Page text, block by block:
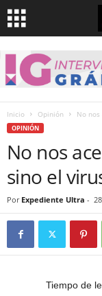
Inicio Opinión No
OPINIÓN
No nos
sino el
Por Expediente Ultra -
Tiempo de